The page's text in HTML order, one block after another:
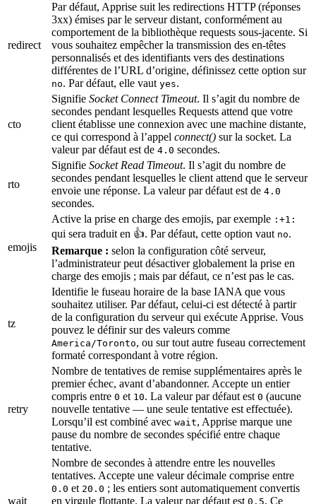
redirect
Par défaut, Apprise suit les redirections HTTP (réponses
3xx) émises par le serveur distant, conformément au
comportement de la bibliothèque requests sous-jacente. Si
vous souhaitez empêcher la transmission des en-têtes
personnalisés et des identifiants vers des destinations
différentes de l’URL d’origine, définissez cette option sur
no. Par défaut, elle vaut yes.
cto
Signifie Socket Connect Timeout. Il s’agit du nombre de
secondes pendant lesquelles Requests attend que votre
client établisse une connexion avec une machine distante,
ce qui correspond à l’appel connect() sur la socket. La
valeur par défaut est de 4.0 secondes.
rto
Signifie Socket Read Timeout. Il s’agit du nombre de
secondes pendant lesquelles le client attend que le serveur
envoie une réponse. La valeur par défaut est de 4.0
secondes.
emojis
Active la prise en charge des emojis, par exemple :+1:
qui sera traduit en 👍. Par défaut, cette option vaut no.
Remarque : selon la configuration côté serveur,
l’administrateur peut désactiver globalement la prise en
charge des emojis ; mais par défaut, ce n’est pas le cas.
tz
Identifie le fuseau horaire de la base IANA que vous
souhaitez utiliser. Par défaut, celui-ci est détecté à partir
de la configuration du serveur qui exécute Apprise. Vous
pouvez le définir sur des valeurs comme
America/Toronto, ou sur tout autre fuseau correctement
formaté correspondant à votre région.
retry
Nombre de tentatives de remise supplémentaires après le
premier échec, avant d’abandonner. Accepte un entier
compris entre 0 et 10. La valeur par défaut est 0 (aucune
nouvelle tentative — une seule tentative est effectuée).
Lorsqu’il est combiné avec wait, Apprise marque une
pause du nombre de secondes spécifié entre chaque
tentative.
wait
Nombre de secondes à attendre entre les nouvelles
tentatives. Accepte une valeur décimale comprise entre
0.0 et 20.0 ; les entiers sont automatiquement convertis
en virgule flottante. La valeur par défaut est 0.5. Ce